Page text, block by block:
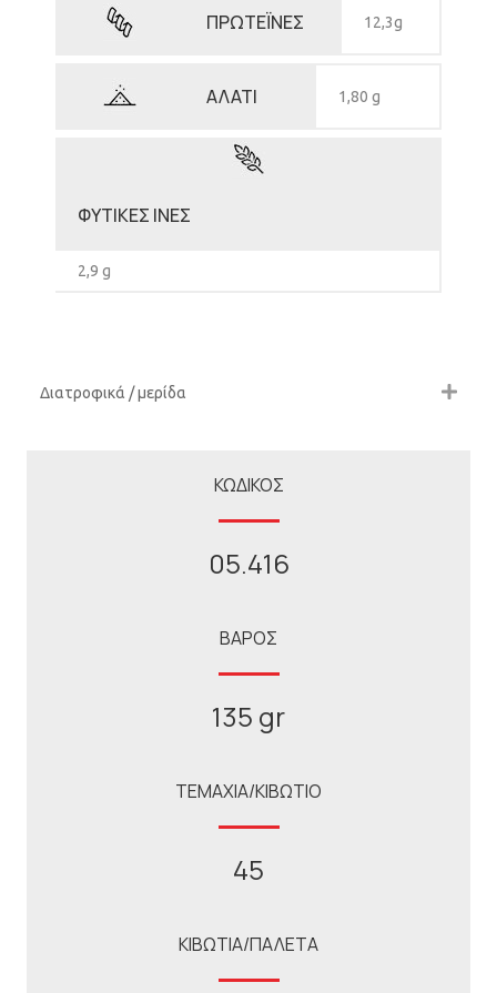
ΠΡΩΤΕΪΝΕΣ 12,3g
ΑΛΑΤΙ 1,80 g
ΦΥΤΙΚΕΣ ΙΝΕΣ
2,9 g
Διατροφικά / μερίδα
ΚΩΔΙΚΟΣ
05.416
ΒΑΡΟΣ
135 gr
ΤΕΜΑΧΙΑ/ΚΙΒΩΤΙΟ
45
ΚΙΒΩΤΙΑ/ΠΑΛΕΤΑ